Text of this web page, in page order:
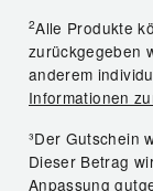
2Alle Produkte
zurückgegeben
anderem
Informationen
³Der Gutschein
Dieser Betrag
Anpassung